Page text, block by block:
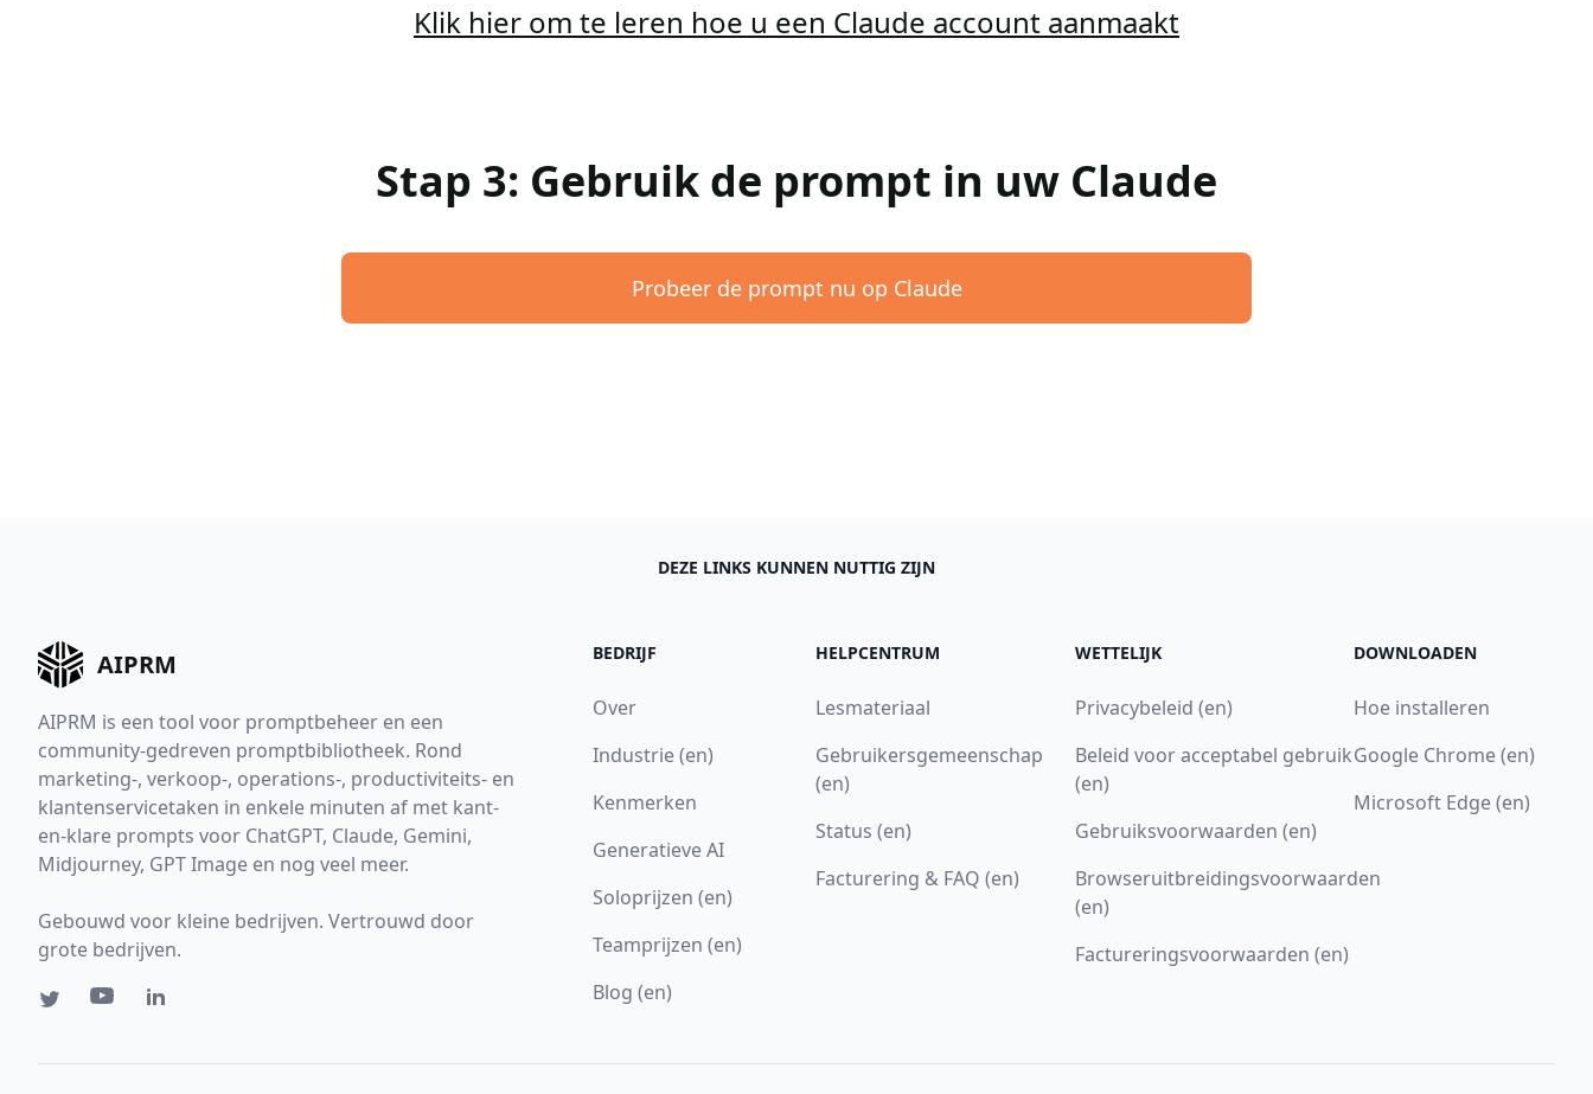
Klik hier om te leren hoe u een Claude account aanmaakt
Stap 3: Gebruik de prompt in uw Claude
Probeer de prompt nu op Claude
DEZE LINKS KUNNEN NUTTIG ZIJN
AIPRM
AIPRM is een tool voor promptbeheer en een
community-gedreven promptbibliotheek. Rond
marketing-, verkoop-, operations-, productiviteits- en
klantenservicetaken in enkele minuten af met kant-
en-klare prompts voor ChatGPT, Claude, Gemini,
Midjourney, GPT Image en nog veel meer.
Gebouwd voor kleine bedrijven. Vertrouwd door
grote bedrijven.
BEDRIJF
Over
Industrie (en)
Kenmerken
Generatieve AI
Soloprijzen (en)
Teamprijzen (en)
Blog (en)
HELPCENTRUM
Lesmateriaal
Gebruikersgemeenschap
(en)
Status (en)
Facturering & FAQ (en)
WETTELIJK
Privacybeleid (en)
Beleid voor acceptabel gebruik
(en)
Gebruiksvoorwaarden (en)
Browseruitbreidingsvoorwaarden
(en)
Factureringsvoorwaarden (en)
DOWNLOADEN
Hoe installeren
Google Chrome (en)
Microsoft Edge (en)